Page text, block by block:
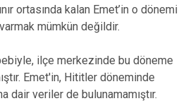
ortasında kalan Emet’in o dönemi
mümkün değildir.
ilçe merkezinde bu döneme
Emet'in, Hititler döneminde
dair veriler de bulunamamıştır.